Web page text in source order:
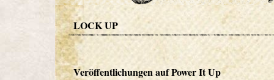
LOCK UP
Veröffentlichungen auf Power It Up